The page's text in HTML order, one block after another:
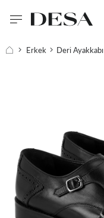
Erkek Deri Ayakkabı